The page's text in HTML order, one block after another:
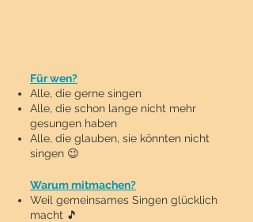
Für wen?
Alle, die gerne singen
Alle, die schon lange nicht mehr
gesungen haben
Alle, die glauben, sie könnten nicht
singen 😉
Warum mitmachen?
Weil gemeinsames Singen glücklich
macht 🎵